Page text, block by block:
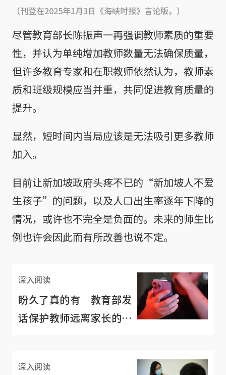
（刊登在2025年1月3日《海峡时报》言论版。）
尽管教育部长陈振声一再强调教师素质的重要
性，并认为单纯增加教师数量无法确保质量，
但许多教育专家和在职教师依然认为，教师素
质和班级规模应当并重，共同促进教育质量的
提升。
显然，短时间内当局应该是无法吸引更多教师
加入。
目前让新加坡政府头疼不已的“新加坡人不爱
生孩子”的问题，以及人口出生率逐年下降的
情况，或许也不完全是负面的。未来的师生比
例也许会因此而有所改善也说不定。
深入阅读
盼久了真的有 教育部发
话保护教师远离家长的
深入阅读